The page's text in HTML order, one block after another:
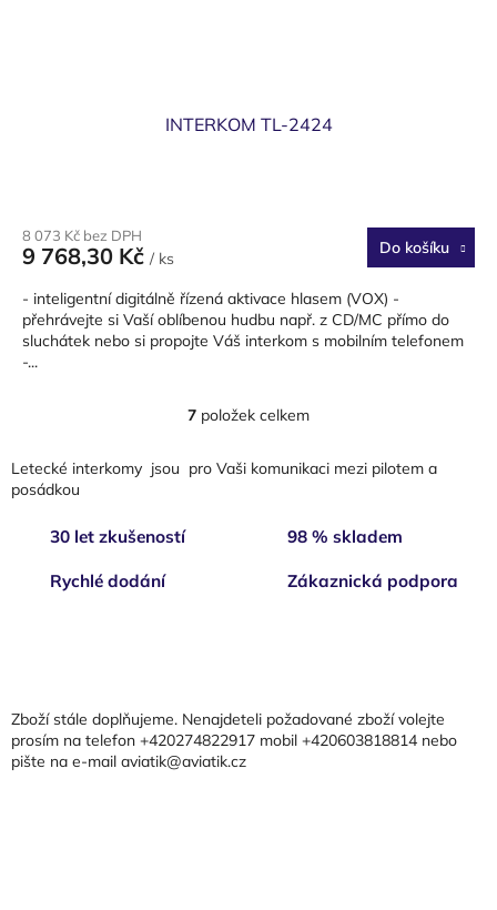
INTERKOM TL-2424
8 073 Kč bez DPH
9 768,30 Kč / ks
Do košíku
- inteligentní digitálně řízená aktivace hlasem (VOX) -
přehrávejte si Vaší oblíbenou hudbu např. z CD/MC přímo do
sluchátek nebo si propojte Váš interkom s mobilním telefonem
-...
O
ý
p
7 položek celkem
Letecké interkomy jsou pro Vaši komunikaci mezi pilotem a
posádkou
30 let zkušeností 98 % skladem
Rychlé dodání Zákaznická podpora
aZboží stále doplňujeme. Nenajdeteli požadované zboží volejte
prosím na telefon +420274822917 mobil +420603818814 nebo
pište na e-mail aviatik@aviatik.cz